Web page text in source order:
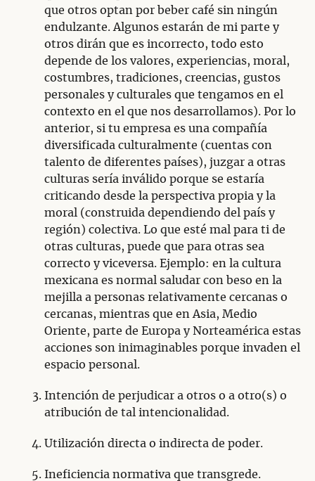
que otros optan por beber café sin ningún
endulzante. Algunos estarán de mi parte y
otros dirán que es incorrecto, todo esto
depende de los valores, experiencias, moral,
costumbres, tradiciones, creencias, gustos
personales y culturales que tengamos en el
contexto en el que nos desarrollamos). Por lo
anterior, si tu empresa es una compañía
diversificada culturalmente (cuentas con
talento de diferentes países), juzgar a otras
culturas sería inválido porque se estaría
criticando desde la perspectiva propia y la
moral (construida dependiendo del país y
región) colectiva. Lo que esté mal para ti de
otras culturas, puede que para otras sea
correcto y viceversa. Ejemplo: en la cultura
mexicana es normal saludar con beso en la
mejilla a personas relativamente cercanas o
cercanas, mientras que en Asia, Medio
Oriente, parte de Europa y Norteamérica estas
acciones son inimaginables porque invaden el
espacio personal.
Intención de perjudicar a otros o a otro(s) o
atribución de tal intencionalidad.
Utilización directa o indirecta de poder.
Ineficiencia normativa que transgrede.